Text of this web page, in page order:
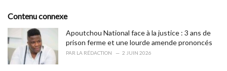
o
r
i
e
s
:
:Contenu connexe
Apoutchou National face à la justice : 3 ans de
prison ferme et une lourde amende prononcés
PAR LA RÉDACTION 2 JUIN 2026